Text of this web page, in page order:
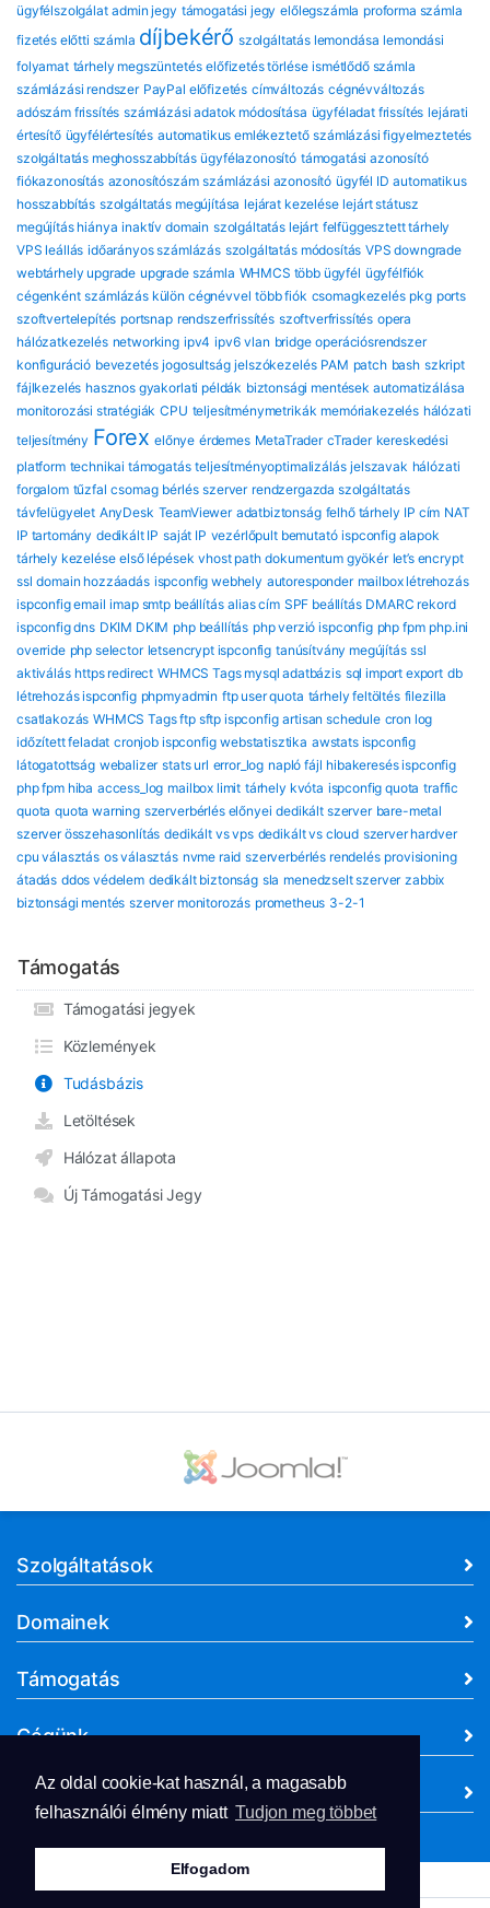
Az oldal cookie-kat használ, a magasabb
felhasználói élmény miatt Tudjon meg többet
Elfogadom
ügyfélszolgálat admin jegy támogatási jegy előlegszámla proforma számla
fizetés előtti számla díjbekérő szolgáltatás lemondása lemondási
folyamat tárhely megszüntetés előfizetés törlése ismétlődő számla
számlázási rendszer PayPal előfizetés címváltozás cégnévváltozás
adószám frissítés számlázási adatok módosítása ügyféladat frissítés lejárati
értesítő ügyfélértesítés automatikus emlékeztető számlázási figyelmeztetés
szolgáltatás meghosszabbítás ügyfélazonosító támogatási azonosító
fiókazonosítás azonosítószám számlázási azonosító ügyfél ID automatikus
hosszabbítás szolgáltatás megújítása lejárat kezelése lejárt státusz
megújítás hiánya inaktív domain szolgáltatás lejárt felfüggesztett tárhely
VPS leállás időarányos számlázás szolgáltatás módosítás VPS downgrade
webtárhely upgrade upgrade számla WHMCS több ügyfél ügyfélfiók
cégenként számlázás külön cégnévvel több fiók csomagkezelés pkg ports
szoftvertelepítés portsnap rendszerfrissítés szoftverfrissítés opera
hálózatkezelés networking ipv4 ipv6 vlan bridge operációsrendszer
konfiguráció bevezetés jogosultság jelszókezelés PAM patch bash szkript
fájlkezelés hasznos gyakorlati példák biztonsági mentések automatizálása
monitorozási stratégiák CPU teljesítménymetrikák memóriakezelés hálózati
teljesítmény Forex előnye érdemes MetaTrader cTrader kereskedési
platform technikai támogatás teljesítményoptimalizálás jelszavak hálózati
forgalom tűzfal csomag bérlés szerver rendzergazda szolgáltatás
távfelügyelet AnyDesk TeamViewer adatbiztonság felhő tárhely IP cím NAT
IP tartomány dedikált IP saját IP vezérlőpult bemutató ispconfig alapok
tárhely kezelése első lépések vhost path dokumentum gyökér let’s encrypt
ssl domain hozzáadás ispconfig webhely autoresponder mailbox létrehozás
ispconfig email imap smtp beállítás alias cím SPF beállítás DMARC rekord
ispconfig dns DKIM DKIM php beállítás php verzió ispconfig php fpm php.ini
override php selector letsencrypt ispconfig tanúsítvány megújítás ssl
aktiválás https redirect WHMCS Tags mysql adatbázis sql import export db
létrehozás ispconfig phpmyadmin ftp user quota tárhely feltöltés filezilla
csatlakozás WHMCS Tags ftp sftp ispconfig artisan schedule cron log
időzített feladat cronjob ispconfig webstatisztika awstats ispconfig
látogatottság webalizer stats url error_log napló fájl hibakeresés ispconfig
php fpm hiba access_log mailbox limit tárhely kvóta ispconfig quota traffic
quota quota warning szerverbérlés előnyei dedikált szerver bare-metal
szerver összehasonlítás dedikált vs vps dedikált vs cloud szerver hardver
cpu választás os választás nvme raid szerverbérlés rendelés provisioning
átadás ddos védelem dedikált biztonság sla menedzselt szerver zabbix
biztonsági mentés szerver monitorozás prometheus 3-2-1
Támogatás
Támogatási jegyek
Közlemények
Tudásbázis
Letöltések
Hálózat állapota
Új Támogatási Jegy
Szolgáltatások
Domainek
Támogatás
Cégünk
Dokumentumok